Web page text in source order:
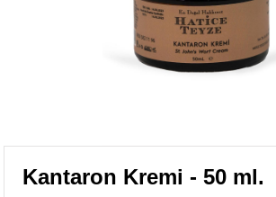
Kantaron Kremi - 50 ml.